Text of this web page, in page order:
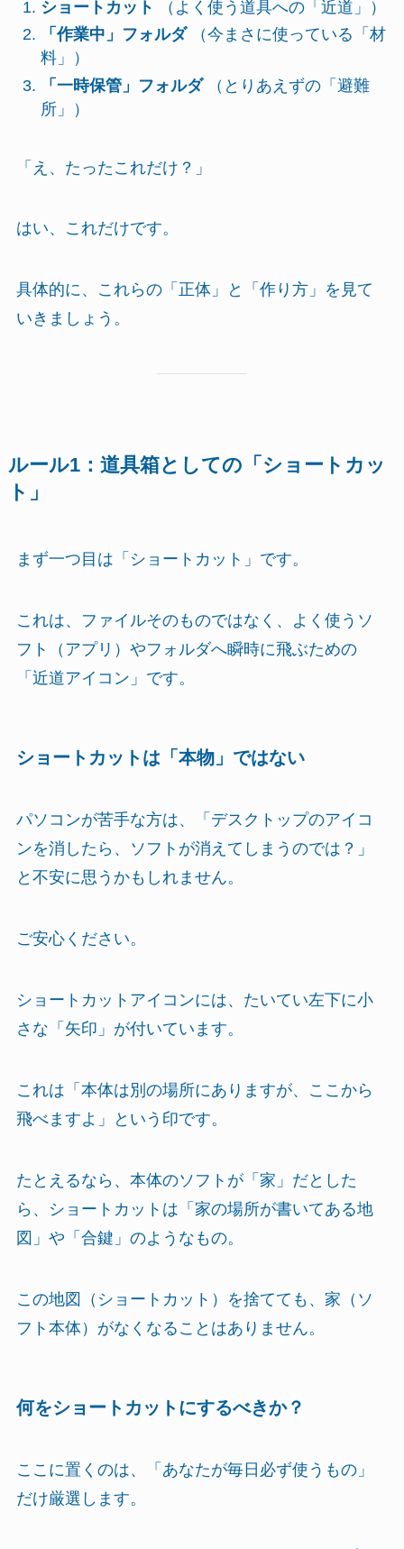
ショートカット
（よく使う道具への「近道」）
「作業中」フォルダ（今まさに使っている「材
料」）
「一時保管」フォルダ（とりあえずの「避難
所」）
「え、たったこれだけ？」
はい、これだけです。
具体的に、これらの「正体」と「作り方」を見て
いきましょう。
ルール1：道具箱としての「ショートカッ
ト」
まず一つ目は「ショートカット」です。
これは、ファイルそのものではなく、よく使うソ
フト（アプリ）やフォルダへ瞬時に飛ぶための
「近道アイコン」です。
ショートカットは「本物」ではない
パソコンが苦手な方は、「デスクトップのアイコ
ンを消したら、ソフトが消えてしまうのでは？」
と不安に思うかもしれません。
ご安心ください。
ショートカットアイコンには、たいてい左下に小
さな「矢印」が付いています。
これは「本体は別の場所にありますが、ここから
飛べますよ」という印です。
たとえるなら、本体のソフトが「家」だとした
ら、ショートカットは「家の場所が書いてある地
図」や「合鍵」のようなもの。
この地図（ショートカット）を捨てても、家（ソ
フト本体）がなくなることはありません。
何をショートカットにするべきか？
ここに置くのは、「あなたが毎日必ず使うもの」
だけ厳選します。